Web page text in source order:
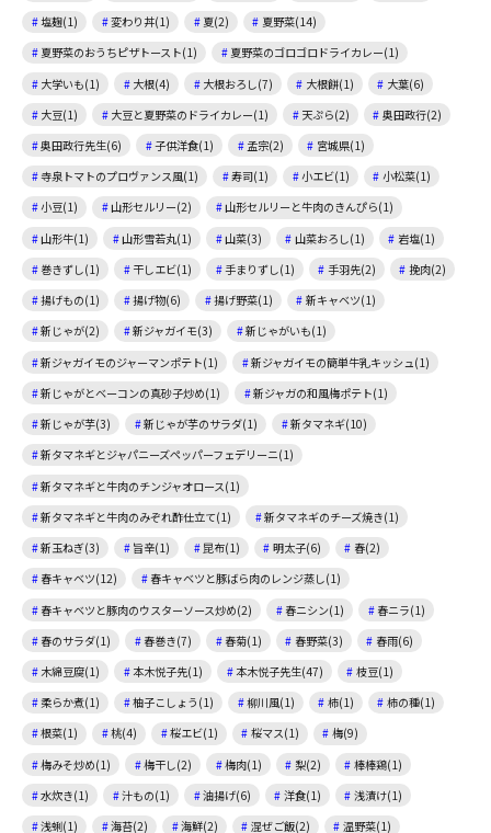
塩麹(1)
変わり丼(1) 夏(2)
夏野菜(14)
夏野菜のおうちピザトースト(1)
夏野菜のゴロゴロドライカレー(1)
大学いも(1)
大根(4) 大根おろし(7) 大根餅(1)
大葉(6)
大豆(1)
大豆と夏野菜のドライカレー(1) 天ぷら(2)
奥田政行(2)
奥田政行先生(6)
子供洋食(1) 孟宗(2)
宮城県(1)
寺泉トマトのプロヴァンス風(1)
寿司(1) 小エビ(1)
小松菜(1)
小豆(1)
山形セルリー(2)
山形セルリーと牛肉のきんぴら(1)
山形牛(1)
山形雪若丸(1) 山菜(3) 山菜おろし(1)
岩塩(1)
巻きずし(1)
干しエビ(1) 手まりずし(1) 手羽先(2)
挽肉(2)
揚げもの(1)
揚げ物(6) 揚げ野菜(1)
新キャベツ(1)
新じゃが(2)
新ジャガイモ(3)
新じゃがいも(1)
新ジャガイモのジャーマンポテト(1)
新ジャガイモの簡単牛乳キッシュ(1)
新じゃがとベーコンの真砂子炒め(1)
新ジャガの和風梅ポテト(1)
新じゃが芋(3)
新じゃが芋のサラダ(1)
新タマネギ(10)
新タマネギとジャパニーズペッパーフェデリーニ(1)
新タマネギと牛肉のチンジャオロース(1)
新タマネギと牛肉のみぞれ酢仕立て(1)
新タマネギのチーズ焼き(1)
新玉ねぎ(3)
旨辛(1) 昆布(1) 明太子(6)
春(2)
春キャベツ(12)
春キャベツと豚ばら肉のレンジ蒸し(1)
春キャベツと豚肉のウスターソース炒め(2)
春ニシン(1)
春ニラ(1)
春のサラダ(1)
春巻き(7) 春菊(1) 春野菜(3)
春雨(6)
木綿豆腐(1)
本木悦子先(1) 本木悦子先生(47)
枝豆(1)
柔らか煮(1)
柚子こしょう(1) 柳川風(1) 柿(1)
柿の種(1)
根菜(1)
桃(4) 桜エビ(1) 桜マス(1)
梅(9)
梅みそ炒め(1)
梅干し(2) 梅肉(1) 梨(2)
棒棒鶏(1)
水炊き(1)
汁もの(1) 油揚げ(6) 洋食(1)
浅漬け(1)
浅蜊(1)
海苔(2) 海鮮(2) 混ぜご飯(2) 温野菜(1)